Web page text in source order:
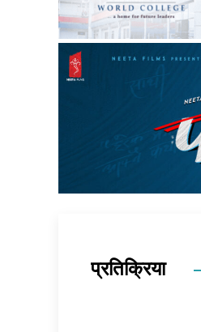
प्रतिक्रिया